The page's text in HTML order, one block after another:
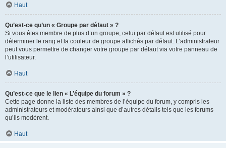
Haut
Qu’est-ce qu’un « Groupe par défaut » ?
Si vous êtes membre de plus d’un groupe, celui par défaut est utilisé pour
déterminer le rang et la couleur de groupe affichés par défaut. L’administrateur
peut vous permettre de changer votre groupe par défaut via votre panneau de
l’utilisateur.
Haut
Qu’est-ce que le lien « L’équipe du forum » ?
Cette page donne la liste des membres de l’équipe du forum, y compris les
administrateurs et modérateurs ainsi que d’autres détails tels que les forums
qu’ils modèrent.
Haut